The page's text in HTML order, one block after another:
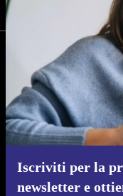
Iscriviti per la
newsletter e
I